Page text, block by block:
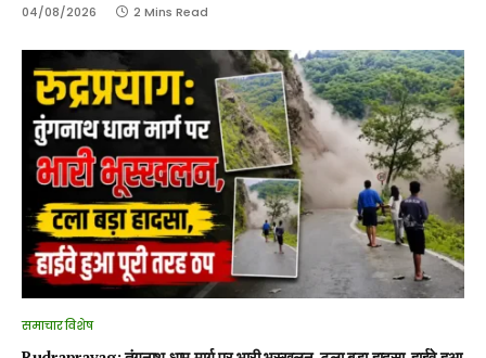
04/08/2026 2 Mins Read
समाचार विशेष